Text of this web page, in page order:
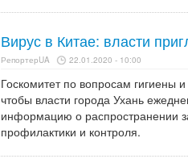
Вирус в Китае: власти
РепортерUA 22.01.2020 - 10:00
Госкомитет по вопросам гигиены
чтобы власти города Ухань
информацию о распространении
профилактики и контроля.